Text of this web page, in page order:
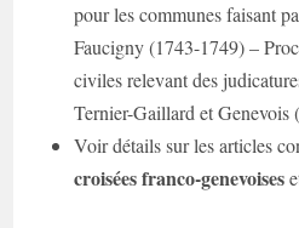
pour les communes faisant
Faucigny (1743-1749) –
civiles relevant des
Ternier-Gaillard et Genevois
Voir détails sur les articles
croisées franco-genevoises